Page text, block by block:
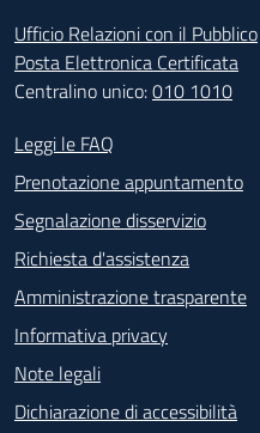
Ufficio Relazioni con il Pubblico
Posta Elettronica Certificata
Centralino unico:010 1010
Footer - Contatti
Leggi le FAQ
Prenotazione appuntamento
Segnalazione disservizio
Richiesta d'assistenza
Amministrazione trasparente
Informativa privacy
Note legali
Dichiarazione di accessibilità